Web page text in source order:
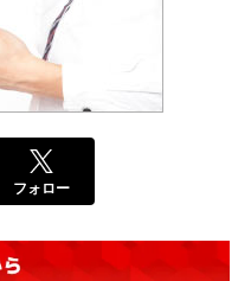
フォロー